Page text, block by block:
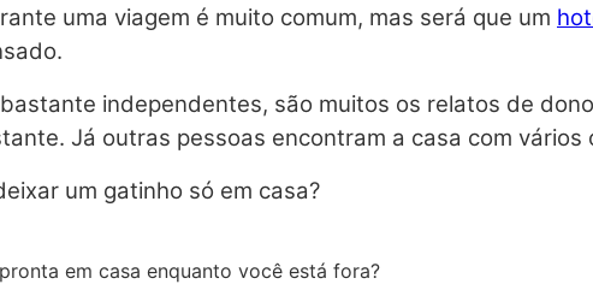
uma viagem é muito comum, mas será que um
independentes, são muitos os relatos de
Já outras pessoas encontram a casa com
um gatinho só em casa?
em casa enquanto você está fora?